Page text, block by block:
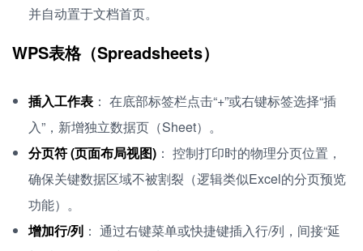
并自动置于文档首页。
WPS表格（Spreadsheets）
插入工作表 ： 在底部标签栏点击“+”或右键标签选择“插
入”，新增独立数据页（Sheet）。
分页符 (页面布局视图) ： 控制打印时的物理分页位置，
确保关键数据区域不被割裂（逻辑类似Excel的分页预览
功能）。
增加行/列 ： 通过右键菜单或快捷键插入行/列，间接“延